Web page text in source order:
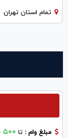
تمام استان تهران
مبلغ وام : تا ۵۰۰ میلیون